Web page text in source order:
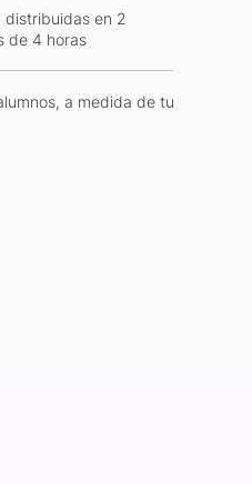
distribuidas en 2
de 4 horas
a medida de tu